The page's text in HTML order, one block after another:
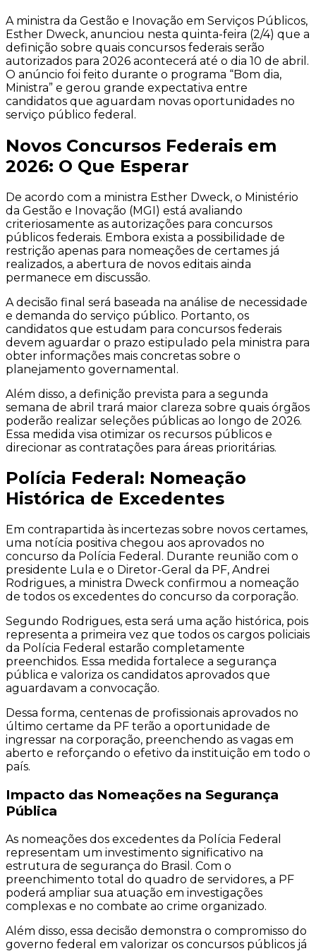
A ministra da Gestão e Inovação em Serviços Públicos,
Esther Dweck, anunciou nesta quinta-feira (2/4) que a
definição sobre quais concursos federais serão
autorizados para 2026 acontecerá até o dia 10 de abril.
O anúncio foi feito durante o programa “Bom dia,
Ministra” e gerou grande expectativa entre
candidatos que aguardam novas oportunidades no
serviço público federal.
Novos Concursos Federais em
2026: O Que Esperar
De acordo com a ministra Esther Dweck, o Ministério
da Gestão e Inovação (MGI) está avaliando
criteriosamente as autorizações para concursos
públicos federais. Embora exista a possibilidade de
restrição apenas para nomeações de certames já
realizados, a abertura de novos editais ainda
permanece em discussão.
A decisão final será baseada na análise de necessidade
e demanda do serviço público. Portanto, os
candidatos que estudam para concursos federais
devem aguardar o prazo estipulado pela ministra para
obter informações mais concretas sobre o
planejamento governamental.
Além disso, a definição prevista para a segunda
semana de abril trará maior clareza sobre quais órgãos
poderão realizar seleções públicas ao longo de 2026.
Essa medida visa otimizar os recursos públicos e
direcionar as contratações para áreas prioritárias.
Polícia Federal: Nomeação
Histórica de Excedentes
Em contrapartida às incertezas sobre novos certames,
uma notícia positiva chegou aos aprovados no
concurso da Polícia Federal. Durante reunião com o
presidente Lula e o Diretor-Geral da PF, Andrei
Rodrigues, a ministra Dweck confirmou a nomeação
de todos os excedentes do concurso da corporação.
Segundo Rodrigues, esta será uma ação histórica, pois
representa a primeira vez que todos os cargos policiais
da Polícia Federal estarão completamente
preenchidos. Essa medida fortalece a segurança
pública e valoriza os candidatos aprovados que
aguardavam a convocação.
Dessa forma, centenas de profissionais aprovados no
último certame da PF terão a oportunidade de
ingressar na corporação, preenchendo as vagas em
aberto e reforçando o efetivo da instituição em todo o
país.
Impacto das Nomeações na Segurança
Pública
As nomeações dos excedentes da Polícia Federal
representam um investimento significativo na
estrutura de segurança do Brasil. Com o
preenchimento total do quadro de servidores, a PF
poderá ampliar sua atuação em investigações
complexas e no combate ao crime organizado.
Além disso, essa decisão demonstra o compromisso do
governo federal em valorizar os concursos públicos já